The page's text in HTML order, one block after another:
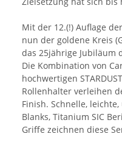
Mit der 12.(!) Auflage
nun der goldene Kreis
das 25jährige Jubiläum
Die Kombination von
hochwertigen
Rollenhalter verleihen
Finish. Schnelle,
Blanks, Titanium SIC
Griffe zeichnen diese